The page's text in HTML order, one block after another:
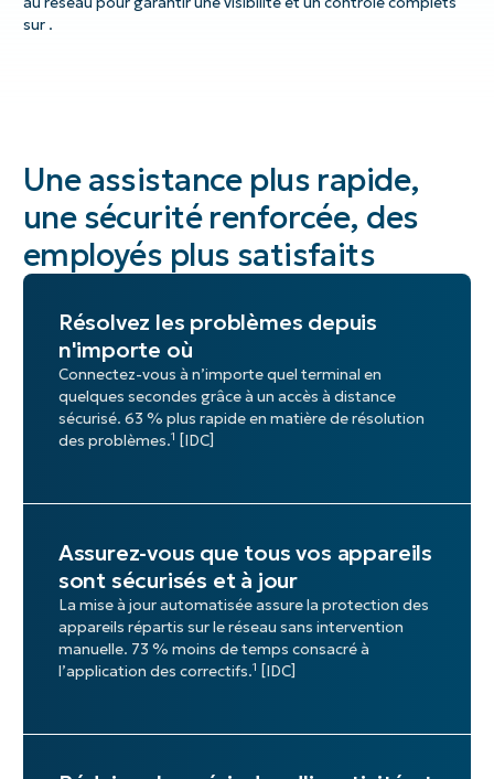
sur .
Une assistance plus rapide,
une sécurité renforcée, des
employés plus satisfaits
Résolvez les problèmes depuis
n'importe où
Connectez-vous à n’importe quel terminal en
quelques secondes grâce à un accès à distance
sécurisé. 63 % plus rapide en matière de résolution
des problèmes.1 [IDC]
Assurez-vous que tous vos appareils
sont sécurisés et à jour
La mise à jour automatisée assure la protection des
appareils répartis sur le réseau sans intervention
manuelle. 73 % moins de temps consacré à
l’application des correctifs.1 [IDC]